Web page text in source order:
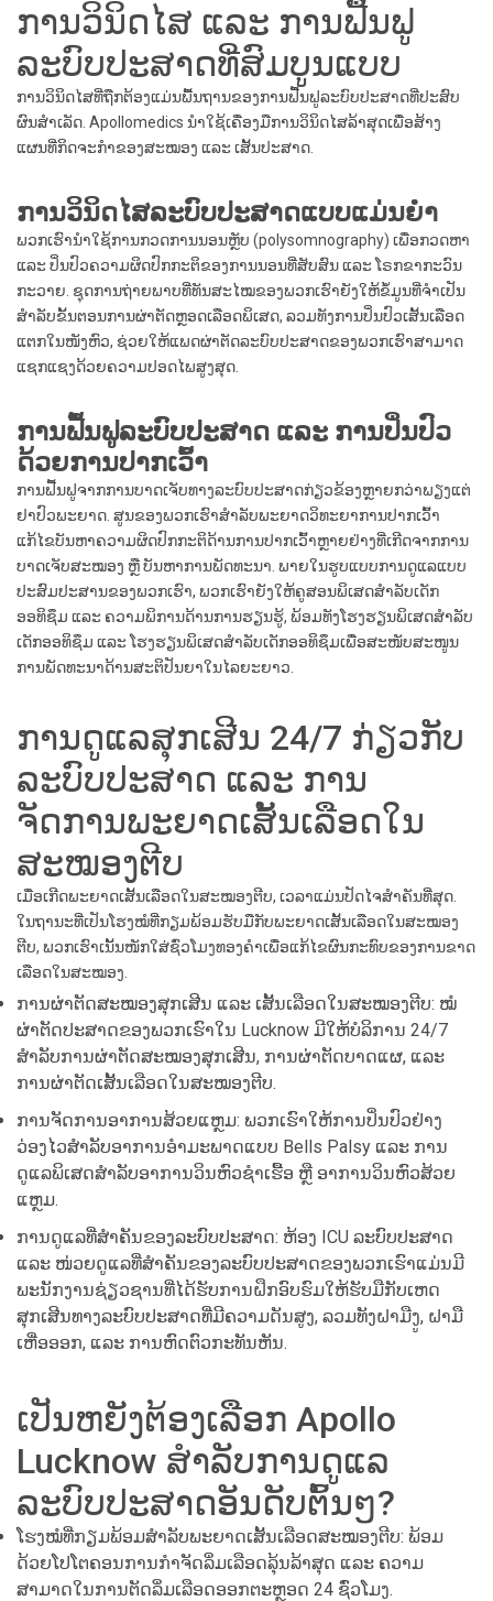
ການວິນິດໄສ ແລະ ການຟື້ນຟູ
ລະບົບປະສາດທີ່ສົມບູນແບບ
ການວິນິດໄສທີ່ຖືກຕ້ອງແມ່ນພື້ນຖານຂອງການຟື້ນຟູລະບົບປະສາດທີ່ປະສົບ
ຜົນສຳເລັດ. Apollomedics ນຳໃຊ້ເຄື່ອງມືການວິນິດໄສລ້າສຸດເພື່ອສ້າງ
ແຜນທີ່ກິດຈະກຳຂອງສະໝອງ ແລະ ເສັ້ນປະສາດ.
ການວິນິດໄສລະບົບປະສາດແບບແມ່ນຍຳ
ພວກເຮົານຳໃຊ້ການກວດການນອນຫຼັບ (polysomnography) ເພື່ອກວດຫາ
ແລະ ປິ່ນປົວຄວາມຜິດປົກກະຕິຂອງການນອນທີ່ສັບສົນ ແລະ ໂຣກຂາກະວົນ
ກະວາຍ. ຊຸດການຖ່າຍພາບທີ່ທັນສະໄໝຂອງພວກເຮົາຍັງໃຫ້ຂໍ້ມູນທີ່ຈຳເປັນ
ສຳລັບຂັ້ນຕອນການຜ່າຕັດຫຼອດເລືອດພິເສດ, ລວມທັງການປິ່ນປົວເສັ້ນເລືອດ
ແຕກໃນໜັງຫົວ, ຊ່ວຍໃຫ້ແພດຜ່າຕັດລະບົບປະສາດຂອງພວກເຮົາສາມາດ
ແຊກແຊງດ້ວຍຄວາມປອດໄພສູງສຸດ.
ການຟື້ນຟູລະບົບປະສາດ ແລະ ການປິ່ນປົວ
ດ້ວຍການປາກເວົ້າ
ການຟື້ນຟູຈາກການບາດເຈັບທາງລະບົບປະສາດກ່ຽວຂ້ອງຫຼາຍກວ່າພຽງແຕ່
ຢາປົວພະຍາດ. ສູນຂອງພວກເຮົາສຳລັບພະຍາດວິທະຍາການປາກເວົ້າ
ແກ້ໄຂບັນຫາຄວາມຜິດປົກກະຕິດ້ານການປາກເວົ້າຫຼາຍຢ່າງທີ່ເກີດຈາກການ
ບາດເຈັບສະໝອງ ຫຼື ບັນຫາການພັດທະນາ. ພາຍໃນຮູບແບບການດູແລແບບ
ປະສົມປະສານຂອງພວກເຮົາ, ພວກເຮົາຍັງໃຫ້ຄູສອນພິເສດສຳລັບເດັກ
ອອທິຊຶມ ແລະ ຄວາມພິການດ້ານການຮຽນຮູ້, ພ້ອມທັງໂຮງຮຽນພິເສດສຳລັບ
ເດັກອອທິຊຶມ ແລະ ໂຮງຮຽນພິເສດສຳລັບເດັກອອທິຊຶມເພື່ອສະໜັບສະໜູນ
ການພັດທະນາດ້ານສະຕິປັນຍາໃນໄລຍະຍາວ.
ການດູແລສຸກເສີນ 24/7 ກ່ຽວກັບ
ລະບົບປະສາດ ແລະ ການ
ຈັດການພະຍາດເສັ້ນເລືອດໃນ
ສະໝອງຕີບ
ເມື່ອເກີດພະຍາດເສັ້ນເລືອດໃນສະໝອງຕີບ, ເວລາແມ່ນປັດໄຈສຳຄັນທີ່ສຸດ.
ໃນຖານະທີ່ເປັນໂຮງໝໍທີ່ກຽມພ້ອມຮັບມືກັບພະຍາດເສັ້ນເລືອດໃນສະໝອງ
ຕີບ, ພວກເຮົາເນັ້ນໜັກໃສ່ຊົ່ວໂມງທອງຄຳເພື່ອແກ້ໄຂຜົນກະທົບຂອງການຂາດ
ເລືອດໃນສະໝອງ.
ການຜ່າຕັດສະໝອງສຸກເສີນ ແລະ ເສັ້ນເລືອດໃນສະໝອງຕີບ: ໝໍ
ຜ່າຕັດປະສາດຂອງພວກເຮົາໃນ Lucknow ມີໃຫ້ບໍລິການ 24/7
ສຳລັບການຜ່າຕັດສະໝອງສຸກເສີນ, ການຜ່າຕັດບາດແຜ, ແລະ
ການຜ່າຕັດເສັ້ນເລືອດໃນສະໝອງຕີບ.
ການຈັດການອາການສ້ວຍແຫຼມ: ພວກເຮົາໃຫ້ການປິ່ນປົວຢ່າງ
ວ່ອງໄວສຳລັບອາການອຳມະພາດແບບ Bells Palsy ແລະ ການ
ດູແລພິເສດສຳລັບອາການວິນຫົວຊຳເຮື້ອ ຫຼື ອາການວິນຫົວສ້ວຍ
ແຫຼມ.
ການດູແລທີ່ສຳຄັນຂອງລະບົບປະສາດ: ຫ້ອງ ICU ລະບົບປະສາດ
ແລະ ໜ່ວຍດູແລທີ່ສຳຄັນຂອງລະບົບປະສາດຂອງພວກເຮົາແມ່ນມີ
ພະນັກງານຊ່ຽວຊານທີ່ໄດ້ຮັບການຝຶກອົບຮົມໃຫ້ຮັບມືກັບເຫດ
ສຸກເສີນທາງລະບົບປະສາດທີ່ມີຄວາມດັນສູງ, ລວມທັງຝາມືງູ, ຝາມື
ເຫື່ອອອກ, ແລະ ການຫົດຕົວກະທັນຫັນ.
ເປັນຫຍັງຕ້ອງເລືອກ Apollo
Lucknow ສຳລັບການດູແລ
ລະບົບປະສາດອັນດັບຕົ້ນໆ?
ໂຮງໝໍທີ່ກຽມພ້ອມສຳລັບພະຍາດເສັ້ນເລືອດສະໝອງຕີບ: ພ້ອມ
ດ້ວຍໂປໂຕຄອນການກຳຈັດລິ່ມເລືອດລຸ້ນລ້າສຸດ ແລະ ຄວາມ
ສາມາດໃນການຕັດລິ່ມເລືອດອອກຕະຫຼອດ 24 ຊົ່ວໂມງ.